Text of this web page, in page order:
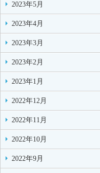
2023年5月
2023年4月
2023年3月
2023年2月
2023年1月
2022年12月
2022年11月
2022年10月
2022年9月